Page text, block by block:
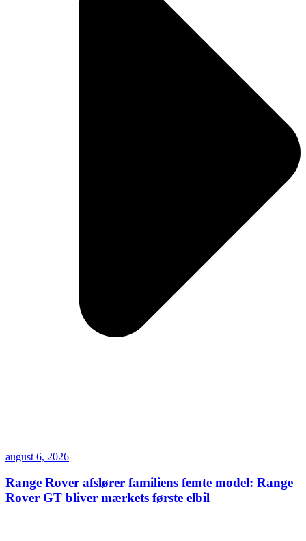
august 6, 2026
Range Rover afslører familiens femte model: Range
Rover GT bliver mærkets første elbil